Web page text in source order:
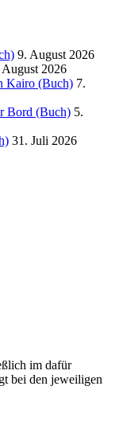
9. August 2026
August 2026
Kairo (Buch) 7.
Bord (Buch) 5.
31. Juli 2026
im dafür
bei den jeweiligen